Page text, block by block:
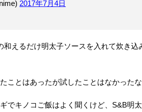
2017年7月4日
和えるだけ明太子ソースを入れて炊き込
ことはあったが試したことはなかった
でキノコご飯はよく聞くけど、S&B明